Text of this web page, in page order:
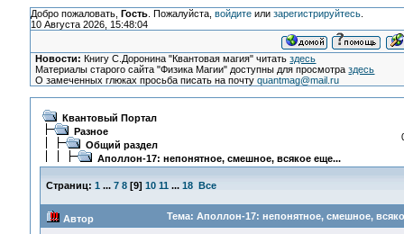
Добро пожаловать, Гость. Пожалуйста, войдитеили зарегистрируйтесь.
10 Августа 2026, 15:48:04
Новости: Книгу С.Доронина "Квантовая магия" читатьздесь
Материалы старого сайта "Физика Магии" доступны для просмотраздесь
О замеченных глюках просьба писать на почтуquantmag@mail.ru
Квантовый Портал
Разное
Общий раздел
Аполлон-17: непонятное, смешное, всякое еще...
Страниц: 1 ... 7 8[9] 10 11 ... 18 Все
Автор Тема: Аполлон-17: непонятное, смешное,